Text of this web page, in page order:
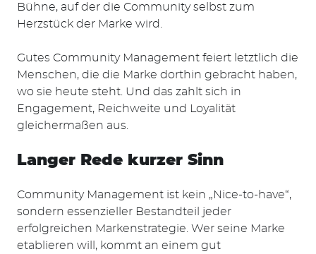
Bühne, auf der die Community selbst zum
Herzstück der Marke wird.
Gutes Community Management feiert letztlich die
Menschen, die die Marke dorthin gebracht haben,
wo sie heute steht. Und das zahlt sich in
Engagement, Reichweite und Loyalität
gleichermaßen aus.
Langer Rede kurzer Sinn
Community Management ist kein „Nice-to-have“,
sondern essenzieller Bestandteil jeder
erfolgreichen Markenstrategie. Wer seine Marke
etablieren will, kommt an einem gut